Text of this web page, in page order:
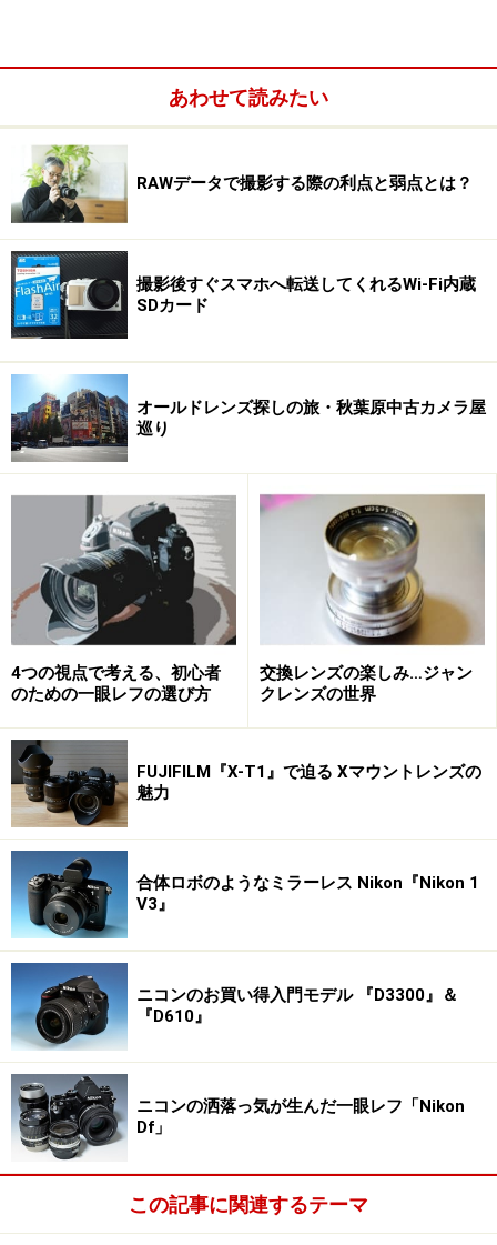
その2：価格
もう一点は価格です。フルサイズ一眼レフは、デジタル
カメラの中でも、各メーカーの最高峰モデルとなるた
め、価格も高価な機種が多くなっています。しかし、今
回の「α7R」は約22万前後、「α7」は約15万前後と、フ
ルサイズ一眼レフとして破格の値段に設定されていま
す。ミドルクラスのAPS-C一眼レフの価格にて、フルサ
イズ一眼レフが入手が可能になっています。
その他、機能も充実しています。約3640万画素の光学ロ
ーパスフィルターレス仕様（α7Rのみ）、NFC、Wi-Fiに
よるワイヤレス転送、瞳AF機能、電子先幕シャッター
（α7のみ）、位相差検出方式とコントラスト検出方式の
ファストハイブリッドAF（α7のみ）、など、多くの機能
を搭載しています。
ただし、悩ましい点もあります。
次のページでは、「α7R」と「α7」の惜しい点を紹介し
ます。
※記事内容は執筆時点のものです。最新の内容をご確認くださ
あわせて読みたい
RAWデータで撮影する際の利点と弱点とは？
撮影後すぐスマホへ転送してくれるWi-Fi内蔵
SDカード
オールドレンズ探しの旅・秋葉原中古カメラ屋
巡り
4つの視点で考える、初心者
のための一眼レフの選び方
交換レンズの楽しみ…ジャン
クレンズの世界
FUJIFILM『X-T1』で迫る Xマウントレンズの
魅力
合体ロボのようなミラーレス Nikon『Nikon 1
V3』
ニコンのお買い得入門モデル 『D3300』＆
『D610』
ニコンの洒落っ気が生んだ一眼レフ「Nikon
Df」
この記事に関連するテーマ